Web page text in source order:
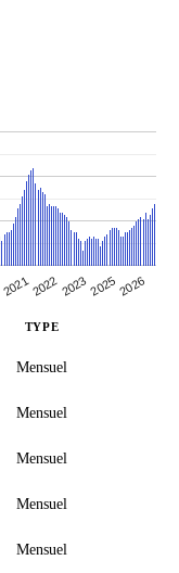
20212022202320252026
TYPE
Mensuel
Mensuel
Mensuel
Mensuel
Mensuel